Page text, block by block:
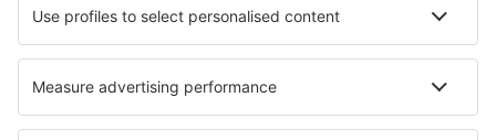
Lufthansa
Eurowings
easyJet
eSky